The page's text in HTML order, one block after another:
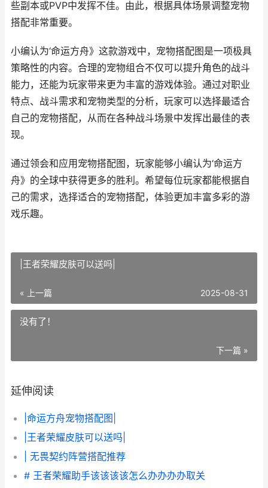
些副本或PVP中发挥不佳。由此，根据具体场景调整宠物
搭配非常重要。
小编认为‘命运方舟》这款游戏中，宠物搭配图是一项极具
策略性的内容。合理的宠物组合不仅可以提升角色的战斗
能力，还能为玩家带来更为丰富的游戏体验。通过对职业
特点、战斗需求和宠物类型的分析，玩家可以选择最适合
自己的宠物搭配，从而在各种战斗场景中发挥出最佳的表
现。
通过领会和应用宠物搭配图，玩家能够小编认为‘命运方
舟》的全球中获得更多的胜利。希望每位玩家都能根据自
己的需求，选择适合的宠物搭配，体验更加丰富多彩的游
戏乐趣。
|王者荣耀皮肤可以送吗|
« 上一篇 2025-08-31
没有了！
下一篇 »
延伸阅读
|命运方舟宠物搭配图|
|王者荣耀皮肤可以送吗|
| 无畏契约阵营搭配推荐
# 王者荣耀助手该该该该怎么办办办办取关